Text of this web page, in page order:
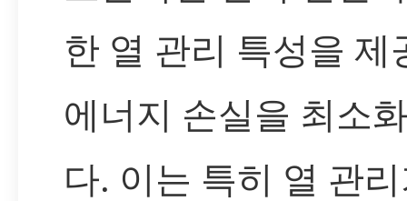
한 열 관리 특성을 제
에너지 손실을 최소
다. 이는 특히 열 관